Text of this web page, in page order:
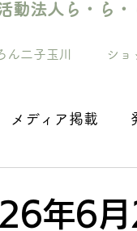
動法人ら・ら・
ん二子玉川 ショ
メディア掲載
年6